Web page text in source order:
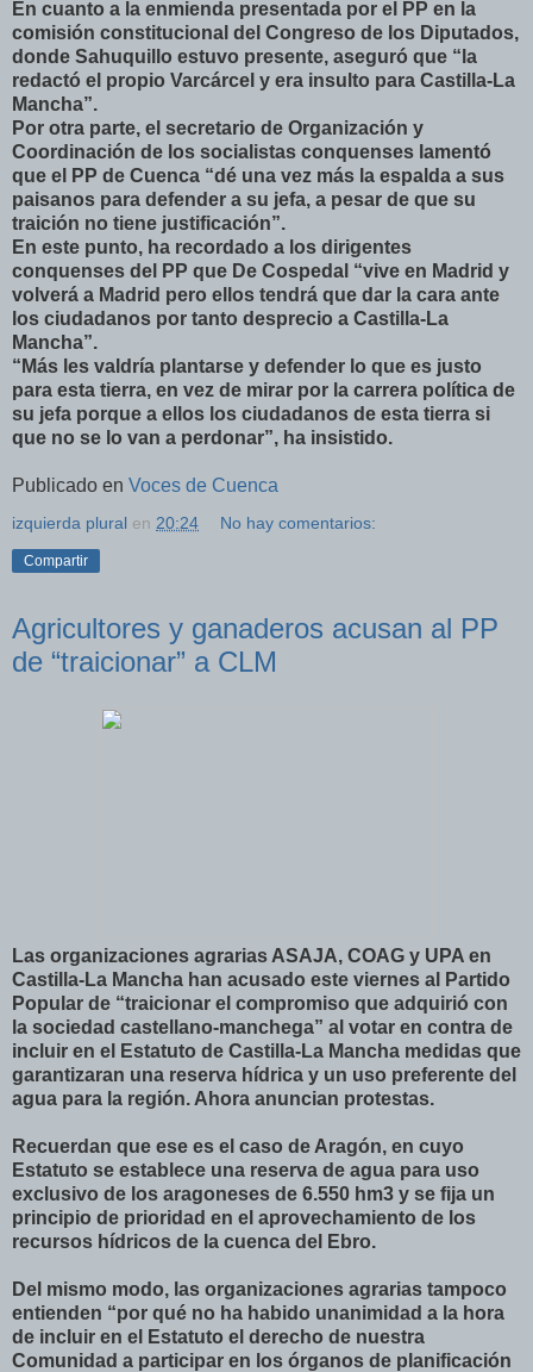
En cuanto a la enmienda presentada por el PP en la
comisión constitucional del Congreso de los Diputados,
donde Sahuquillo estuvo presente, aseguró que “la
redactó el propio Varcárcel y era insulto para Castilla-La
Mancha”.
Por otra parte, el secretario de Organización y
Coordinación de los socialistas conquenses lamentó
que el PP de Cuenca “dé una vez más la espalda a sus
paisanos para defender a su jefa, a pesar de que su
traición no tiene justificación”.
En este punto, ha recordado a los dirigentes
conquenses del PP que De Cospedal “vive en Madrid y
volverá a Madrid pero ellos tendrá que dar la cara ante
los ciudadanos por tanto desprecio a Castilla-La
Mancha”.
“Más les valdría plantarse y defender lo que es justo
para esta tierra, en vez de mirar por la carrera política de
su jefa porque a ellos los ciudadanos de esta tierra si
que no se lo van a perdonar”, ha insistido.
Publicado en Voces de Cuenca
izquierda plural en 20:24 No hay comentarios:
Compartir
Agricultores y ganaderos acusan al PP
de “traicionar” a CLM
Las organizaciones agrarias ASAJA, COAG y UPA en
Castilla-La Mancha han acusado este viernes al Partido
Popular de “traicionar el compromiso que adquirió con
la sociedad castellano-manchega” al votar en contra de
incluir en el Estatuto de Castilla-La Mancha medidas que
garantizaran una reserva hídrica y un uso preferente del
agua para la región. Ahora anuncian protestas.
Recuerdan que ese es el caso de Aragón, en cuyo
Estatuto se establece una reserva de agua para uso
exclusivo de los aragoneses de 6.550 hm3 y se fija un
principio de prioridad en el aprovechamiento de los
recursos hídricos de la cuenca del Ebro.
Del mismo modo, las organizaciones agrarias tampoco
entienden “por qué no ha habido unanimidad a la hora
de incluir en el Estatuto el derecho de nuestra
Comunidad a participar en los órganos de planificación